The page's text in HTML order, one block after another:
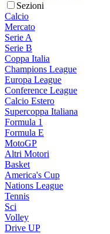
Sezioni
Calcio
Mercato
Serie A
Serie B
Coppa Italia
Champions League
Europa League
Conference League
Calcio Estero
Supercoppa Italiana
Formula 1
Formula E
MotoGP
Altri Motori
Basket
America's Cup
Nations League
Tennis
Sci
Volley
Drive UP